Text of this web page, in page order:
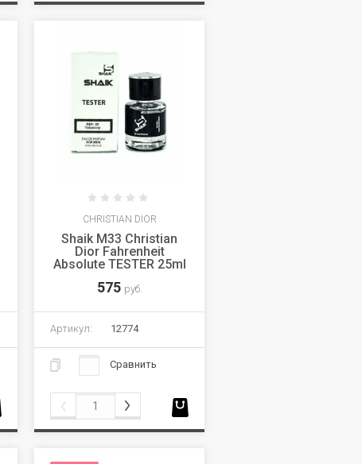
CHRISTIAN DIOR
Shaik M33 Christian
Dior Fahrenheit
Absolute TESTER 25ml
575 руб.
Артикул: 12774
Сравнить